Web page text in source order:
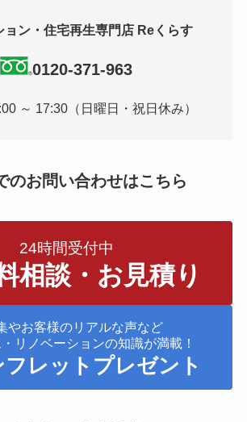
ョン・住宅再生専門店 Reくらす
0120-371-963
～ 17:30（日曜日・祝日休み）
のお問い合わせはこちら
24時間受付中
相談・お見積り
やお客様のリアルな声など
リノベーションの知識が満載！
レットプレゼント